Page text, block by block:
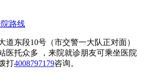
路线
道东段10号（市交警一大队正对面）
医托众多 ，来院就诊朋友可乘坐医院
打4008797179咨询。